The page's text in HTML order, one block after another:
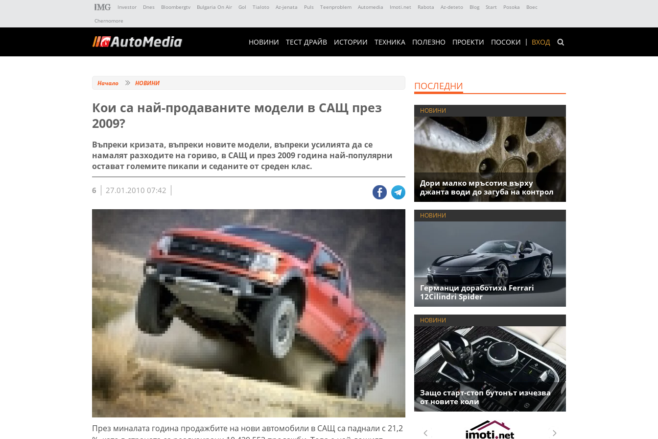
Investor Dnes Bloombergtv Bulgaria On Air Gol Tialoto Az-jenata Puls Teenproblem Automedia Imoti.net Rabota Az-deteto Blog Start Posoka
Boec
Chernomore
ВХОД
НОВИНИ ТЕСТ ДРАЙВ ИСТОРИИ ТЕХНИКА ПОЛЕЗНО ПРОЕКТИ ПОСОКИ
Начало НОВИНИ
Кои са най-продаваните модели в САЩ през
2009?
Въпреки кризата, въпреки новите модели, въпреки усилията да се
намалят разходите на гориво, в САЩ и през 2009 година най-популярни
остават големите пикапи и седаните от среден клас.
6 27.01.2010 07:42
През миналата година продажбите на нови автомобили в САЩ са паднали с 21,2
ПОСЛЕДНИ
НОВИНИ
Дори малко мръсотия върху
джанта води до загуба на контрол
НОВИНИ
Германци доработиха Ferrari
12Cilindri Spider
НОВИНИ
Защо старт-стоп бутонът изчезва
от новите коли